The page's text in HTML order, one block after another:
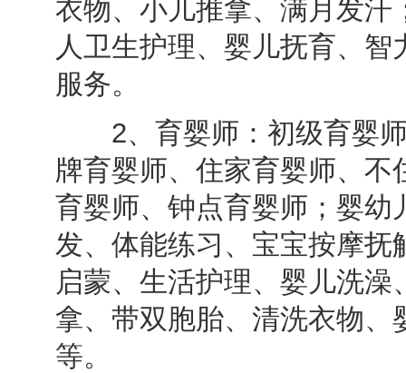
衣物、小儿推拿、满月发
人卫生护理、婴儿抚育、
服务。
2、育婴师：初级育婴师
牌育婴师、住家育婴师、
育婴师、钟点育婴师；婴
发、体能练习、宝宝按摩
启蒙、生活护理、婴儿洗
拿、带双胞胎、清洗衣物
等。